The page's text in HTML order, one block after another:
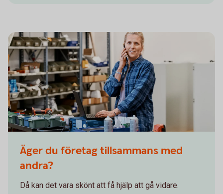
Äger du företag tillsammans med
andra?
Då kan det vara skönt att få hjälp att gå vidare.